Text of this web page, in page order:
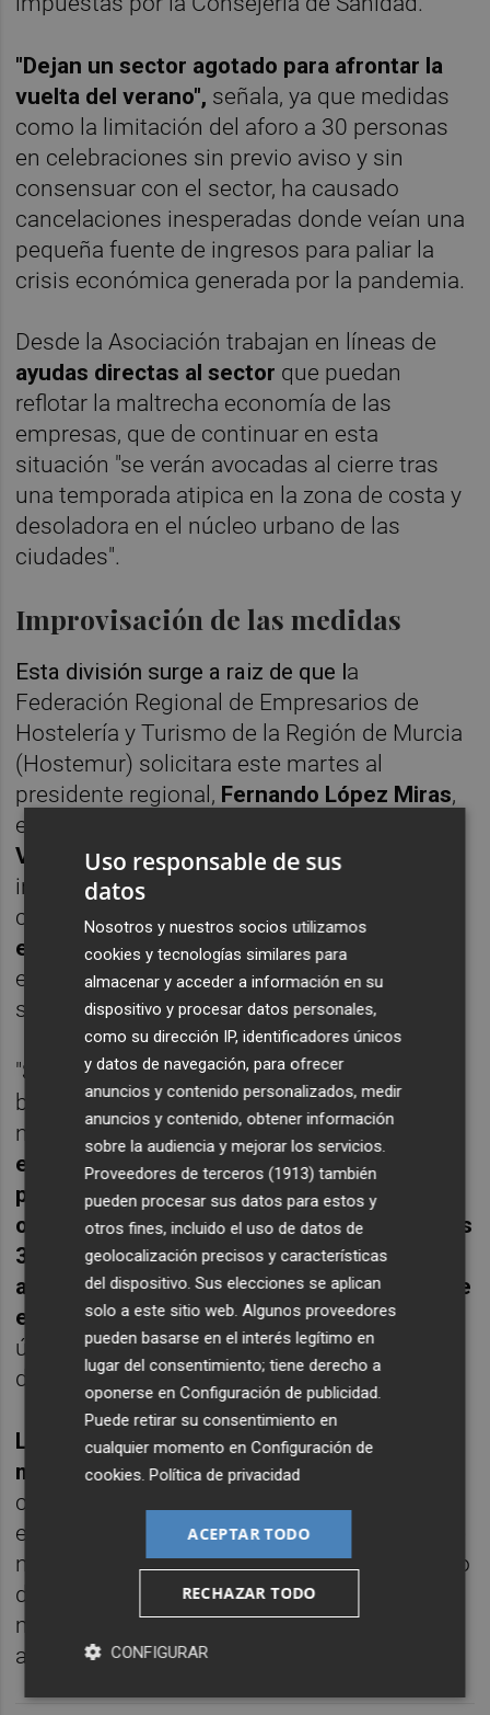
"Dejan un sector agotado para afrontar la
vuelta del verano", señala, ya que medidas
como la limitación del aforo a 30 personas
en celebraciones sin previo aviso y sin
consensuar con el sector, ha causado
cancelaciones inesperadas donde veían una
pequeña fuente de ingresos para paliar la
crisis económica generada por la pandemia.
Desde la Asociación trabajan en líneas de
ayudas directas al sector que puedan
reflotar la maltrecha economía de las
empresas, que de continuar en esta
situación "se verán avocadas al cierre tras
una temporada atipica en la zona de costa y
desoladora en el núcleo urbano de las
ciudades".
Improvisación de las medidas
Esta división surge a raiz de que la
Federación Regional de Empresarios de
Hostelería y Turismo de la Región de Murcia
(Hostemur) solicitara este martes al
presidente regional, Fernando López Miras,
el cese del consejero de Salud,
Villegas, y de su equipo de expertos por su
incapacidad para frenar la pandemia,
con
medidas que no solo no han paralizado
el crecimiento de los positivos, sino que
están dañando irreparablemente el tejido
socio-económico.
"Si hay que sacrificar nuestro sector por el
bien de toda la sociedad se hace. Aunque
nos duela y nos hunda, se hace,pero
estamos viendo que ésa no es la solución
porque desde que el 21 de julio se cerró el
ocio nocturno murciano se ha pasado de los
3.570 casos acumulados y 158 casos
activos a los 6.610 y 2.229 respectivamente
el 24 de agosto, cuando se anunciaron las
últimas restricciones", señala el presidente
de Hostemur,Jesús Jiménez.
La patronal crítica la improvisación de las
medidas–"muchas de ellas sin base
científica"- y la falta de apoyo legislativo y
económico que respalden a un sector al que
no están dejando trabajar. "Durante el estado
de alarma decidía el Gobierno central y hubo
medidas, como los ERTE, que algo
ayudaron.
Uso responsable de sus
datos
Nosotros y nuestros socios utilizamos
cookies y tecnologías similares para
almacenar y acceder a información en su
dispositivo y procesar datos personales,
como su dirección IP, identificadores únicos
y datos de navegación, para ofrecer
anuncios y contenido personalizados, medir
anuncios y contenido, obtener información
sobre la audiencia y mejorar los servicios.
Proveedores de terceros (1913) también
pueden procesar sus datos para estos y
otros fines, incluido el uso de datos de
geolocalización precisos y características
del dispositivo. Sus elecciones se aplican
solo a este sitio web. Algunos proveedores
pueden basarse en el interés legítimo en
lugar del consentimiento; tiene derecho a
oponerse enConfiguración de publicidad
Puede retirar su consentimiento en
cualquier momento enConfiguración de
cookies .Política de privacidad
ACEPTAR TODO
RECHAZAR TODO
CONFIGURAR